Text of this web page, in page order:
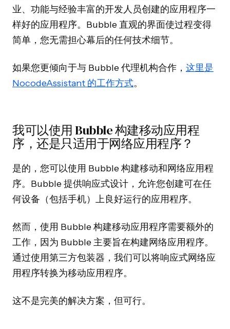
业、功能与经验丰富的开发人员创建的应用程序一
样好的应用程序。Bubble 直观的界面使过程变得
简单，您无需担心幕后的任何技术细节。
如果您更倾向于与 Bubble 代理机构合作， 这里是
NocodeAssistant 的工作方式。
我可以使用 Bubble 构建移动应用程
序，还是只适用于网络应用程序？
是的，您可以使用 Bubble 构建移动和网络应用程
序。Bubble 提供响应式设计，允许您创建可在任
何设备（包括手机）上良好运行的应用程序。
然而，使用 Bubble 构建移动应用程序需要额外的
工作，因为 Bubble 主要旨在构建网络应用程序。
通过使用第三方包装器，我们可以将响应式网络应
用程序转换为移动应用程序。
这不是完美的解决方案，但可行。